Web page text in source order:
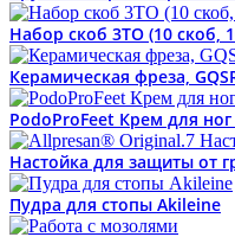
Набор скоб 3ТО (10 скоб,
Керамическая фреза,
PodoProFeet Крем для
Настойка для защиты от
Пудра для стопы Akileine